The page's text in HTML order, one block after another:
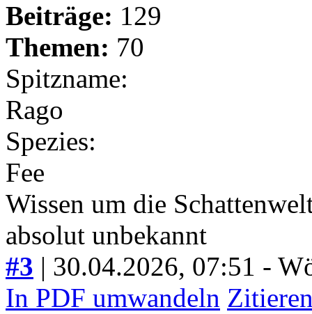
Beiträge: 129
Themen: 70
Spitzname:
Rago
Spezies:
Fee
Wissen um die
absolut unbekannt
#3 | 30.04.2026, 07:51 -
In PDF umwandeln